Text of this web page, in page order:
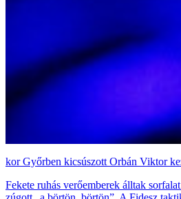
Győrben kicsúszott Orbán Viktor
Fekete ruhás verőemberek álltak